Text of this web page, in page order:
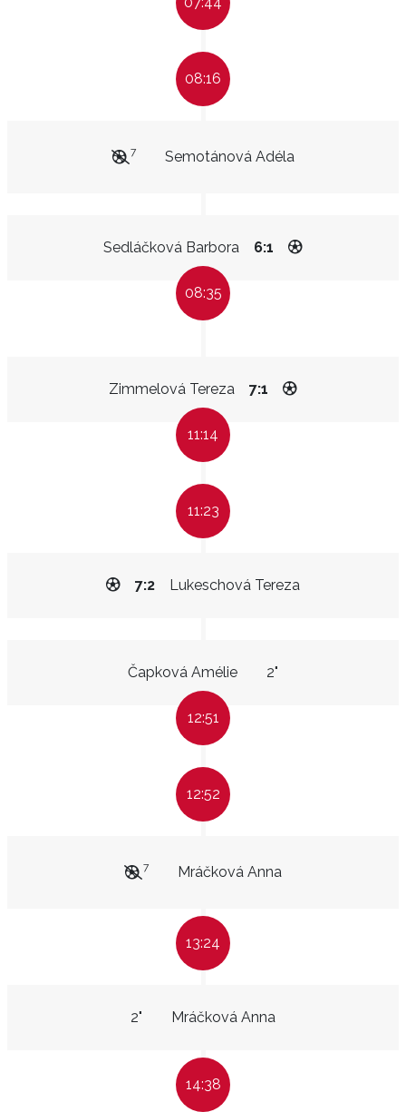
08:16
Semotánová Adéla
7
Sedláčková Barbora 6:1
08:35
Zimmelová Tereza 7:1
11:14
11:23
Lukeschová Tereza
7:2
Čapková Amélie 2"
12:51
12:52
Mráčková Anna
7
13:24
Mráčková Anna
2"
14:38